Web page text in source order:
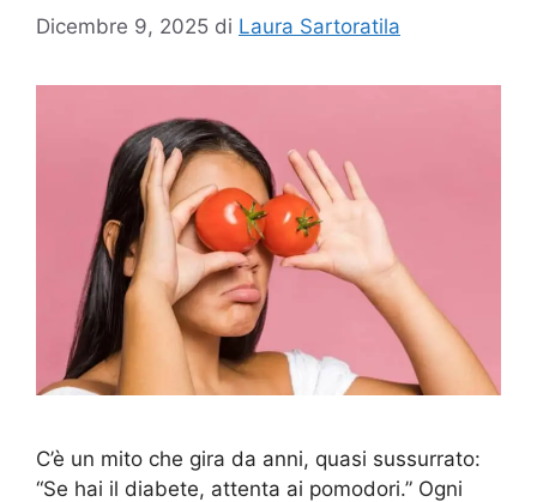
Dicembre 9, 2025 di Laura Sartoratila
C’è un mito che gira da anni, quasi sussurrato:
“Se hai il diabete, attenta ai pomodori.” Ogni